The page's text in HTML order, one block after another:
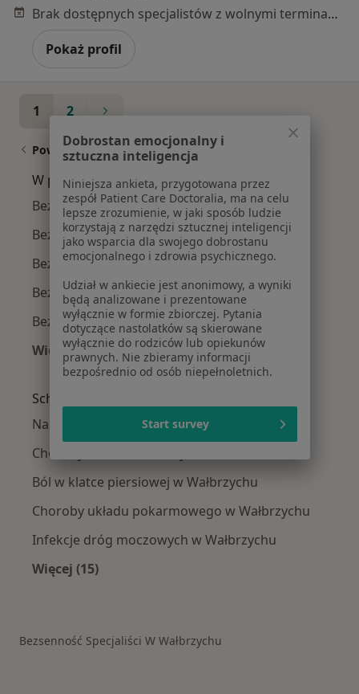
Brak dostępnych specjalistów z wolnymi terminami w tym centrum medycznym.
Pokaż profil
1 2
Powiązane wyszukiwania
W pobliżu Wałbrzycha
Bezsenność w Legnicy
Bezsenność w Świdnicy
Bezsenność w Jeleniej Górze
Bezsenność w Dzierżoniowie
Bezsenność w Kamiennej Górze
Więcej (13)
Więcej w kategorii: W pobliżu Wałbrzycha
Schorzenia w Wałbrzychu
Nadciśnienie tętnicze w Wałbrzychu
Choroby serca w Wałbrzychu
Ból w klatce piersiowej w Wałbrzychu
Choroby układu pokarmowego w Wałbrzychu
Infekcje dróg moczowych w Wałbrzychu
Więcej (15)
Bezsenność Specjaliści W Wałbrzychu
Dobrostan emocjonalny i
sztuczna inteligencja
Niniejsza ankieta, przygotowana przez
zespół Patient Care Doctoralia, ma na celu
lepsze zrozumienie, w jaki sposób ludzie
korzystają z narzędzi sztucznej inteligencji
jako wsparcia dla swojego dobrostanu
emocjonalnego i zdrowia psychicznego.
Udział w ankiecie jest anonimowy, a wyniki
będą analizowane i prezentowane
wyłącznie w formie zbiorczej. Pytania
dotyczące nastolatków są skierowane
wyłącznie do rodziców lub opiekunów
prawnych. Nie zbieramy informacji
bezpośrednio od osób niepełnoletnich.
Start survey